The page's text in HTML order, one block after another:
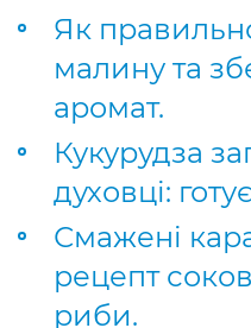
Як
малину та
аромат.
Кукурудза
духовці:
Смажені
рецепт
риби.